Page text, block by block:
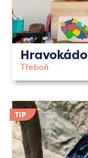
Hravokádo
Třeboň